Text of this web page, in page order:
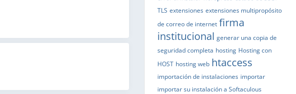
TLS extensiones extensiones multipropósito
de correo de internet firma
institucional generar una copia de
seguridad completa hosting Hosting con
HOST hosting web htaccess
importación de instalaciones importar
importar su instalación a Softaculous